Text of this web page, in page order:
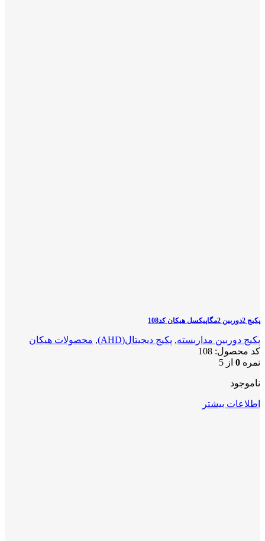
پکیج 2دوربین 2مگاپیکسل هیکان کد108
پکیج دوربین مداربسته, پکیج دیجیتال(AHD) , محصولات هیکان
کد محصول: 108
نمره 0 از 5
ناموجود
اطلاعات بیشتر